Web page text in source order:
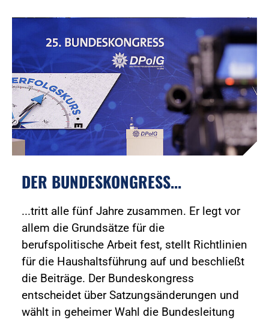
DER BUNDESKONGRESS...
...tritt alle fünf Jahre zusammen. Er legt vor
allem die Grundsätze für die
berufspolitische Arbeit fest, stellt Richtlinien
für die Haushaltsführung auf und beschließt
die Beiträge. Der Bundeskongress
entscheidet über Satzungsänderungen und
wählt in geheimer Wahl die Bundesleitung